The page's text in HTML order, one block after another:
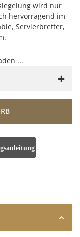
wird nur
hervorragend im
Servierbretter,
...